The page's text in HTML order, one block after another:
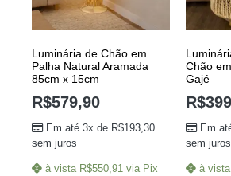
Luminária de Chão em
Palha Natural Aramada
85cm x 15cm
R$579,90
Em até 3x de R$193,30
sem juros
à vista R$550,91 via Pix
Chão
Gajé
R$
Em
sem juros
à vista